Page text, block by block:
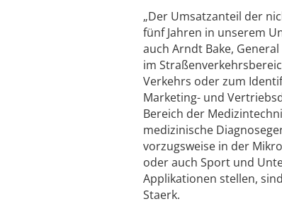
„Der Umsatzanteil der
fünf Jahren in unserem
auch Arndt Bake,
im
Verkehrs oder zum
Marketing- und
Bereich der
medizinische
vorzugsweise in der
oder auch Sport und
Applikationen stellen,
Staerk.